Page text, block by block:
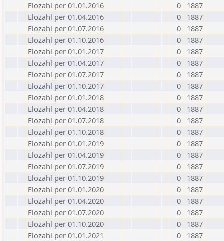
Elozahl per 01.01.2016
0
1887
Elozahl per 01.04.2016
0
1887
Elozahl per 01.07.2016
0
1887
Elozahl per 01.10.2016
0
1887
Elozahl per 01.01.2017
0
1887
Elozahl per 01.04.2017
0
1887
Elozahl per 01.07.2017
0
1887
Elozahl per 01.10.2017
0
1887
Elozahl per 01.01.2018
0
1887
Elozahl per 01.04.2018
0
1887
Elozahl per 01.07.2018
0
1887
Elozahl per 01.10.2018
0
1887
Elozahl per 01.01.2019
0
1887
Elozahl per 01.04.2019
0
1887
Elozahl per 01.07.2019
0
1887
Elozahl per 01.10.2019
0
1887
Elozahl per 01.01.2020
0
1887
Elozahl per 01.04.2020
0
1887
Elozahl per 01.07.2020
0
1887
Elozahl per 01.10.2020
0
1887
Elozahl per 01.01.2021
0
1887